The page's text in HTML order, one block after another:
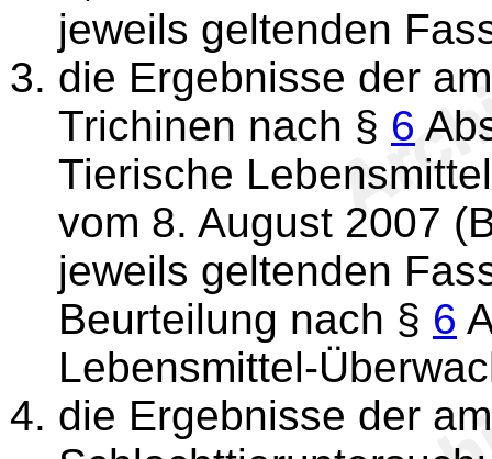
jeweils geltenden
die Ergebnisse der
Trichinen nach § 6
Tierische
vom 8. August 2007
jeweils geltenden
Beurteilung nach § 6
Lebensmittel-
die Ergebnisse der